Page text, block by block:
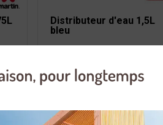
Distributeur d'eau 1,5L
bleu
Cocker 980ml